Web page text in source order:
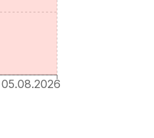
05.08.2026